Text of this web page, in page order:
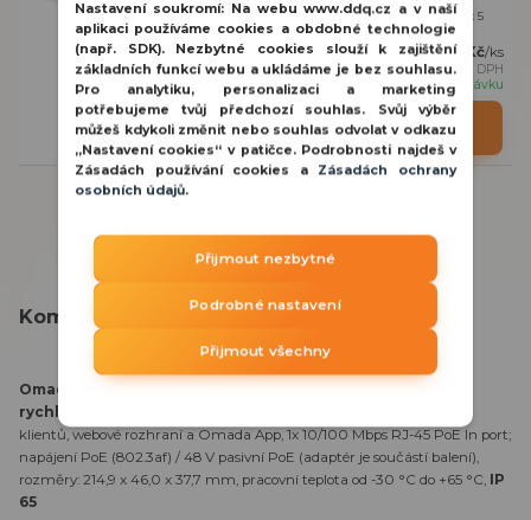
Omada stropní AP, frekvence 2,4 / 5 / 6 GHz, 2x 2.4 GHz: 4 dBi, 2x 5
GHz: 5 dBi, 2x 6 GHz: 5 dBi, 1x...
6 776 Kč/ks
5 600 Kčbez DPH
na objednávku
Detail
Kompletní specifikace
Omada Outdoor AP, frekvence 2,4 GHz
rychlost přenosu 300 Mbps
klientů, webové rozhraní a Omada App, 1x 10/100 Mbps RJ-45 PoE In port;
napájení PoE (802.3af) / 48 V pasivní PoE (adaptér je součástí balení),
rozměry: 214,9 x 46,0 x 37,7 mm, pracovní teplota od -30 °C do +65 °C,
IP
65
Nastavení soukromí:
Na webu www.ddq.cz a v naší
aplikaci používáme cookies a obdobné technologie
(např. SDK). Nezbytné cookies slouží k zajištění
základních funkcí webu a ukládáme je bez souhlasu.
Pro analytiku, personalizaci a marketing
potřebujeme tvůj předchozí souhlas. Svůj výběr
můžeš kdykoli změnit nebo souhlas odvolat v odkazu
„Nastavení cookies“ v patičce. Podrobnosti najdeš v
Zásadách používání cookies a Zásadách ochrany
osobních údajů.
Přijmout nezbytné
Podrobné nastavení
Přijmout všechny